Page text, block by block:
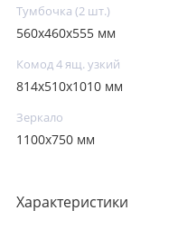
Тумбочка (2 шт.)
560х460х555 мм
Комод 4 ящ. узкий
814х510х1010 мм
Зеркало
1100x750 мм
Характеристики